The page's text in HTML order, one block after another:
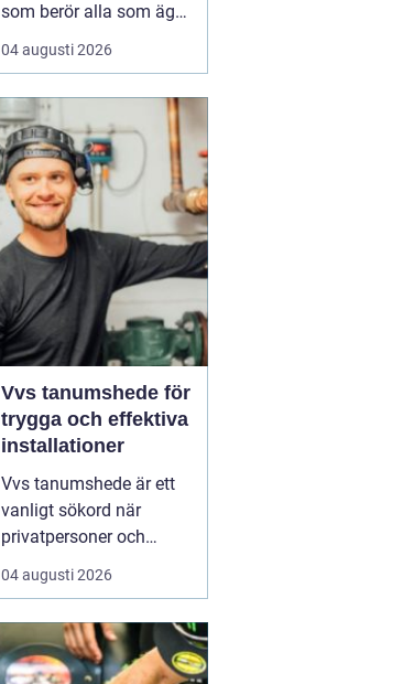
som berör alla som äger
hus, radhus eller
flerfamiljshus i området.
viktigaste skydd mot
regn, snö och fukt, och
en i tid genomförd
renovering kan sp...
04 augusti 2026
Vvs tanumshede för
trygga och effektiva
installationer
Vvs tanumshede är ett
vanligt sökord när
privatpersoner och
företag behöver hjälp
med värme, vatten och
Många undrar vad som
skiljer en seriös vvs
04 augusti 2026